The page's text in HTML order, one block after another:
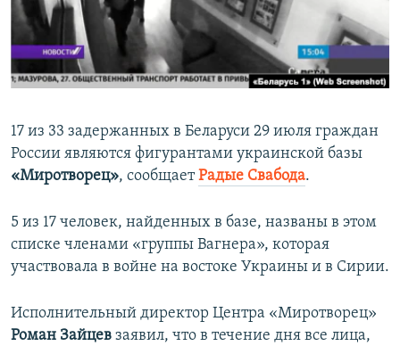
ПОБЕДИТЕЛЕЙ НЕ СУДЯТ?
КРЫМ.НЕПОКОРЕННЫЙ
ELIFBE
ПРИСОЕДИНЯЙТЕСЬ!
Все сайты RFE/RL
17 из 33 задержанных в Беларуси 29 июля граждан
России являются фигурантами украинской базы
«Миротворец», сообщаетРадые Свабода.
5 из 17 человек, найденных в базе, названы в этом
списке членами «группы Вагнера», которая
участвовала в войне на востоке Украины и в Сирии.
Исполнительный директор Центра «Миротворец»
Роман Зайцев заявил, что в течение дня все лица,